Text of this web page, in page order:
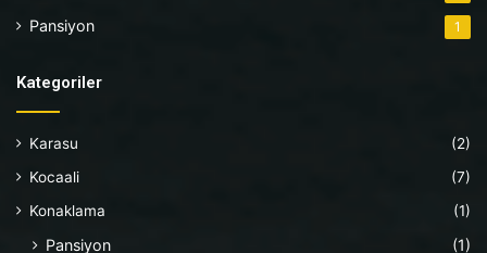
Pansiyon 1
Kategoriler
Karasu
(2)
Kocaali
(7)
Konaklama
(1)
Pansiyon (1)